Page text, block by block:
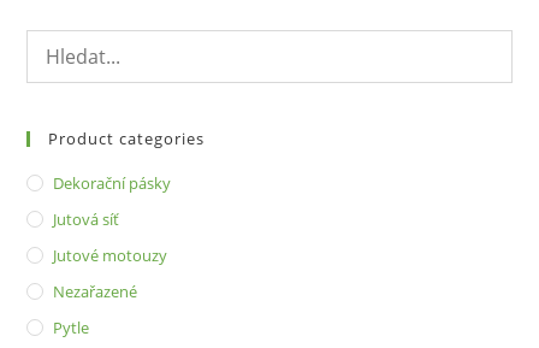
Product categories
Dekorační pásky
Jutová síť
Jutové motouzy
Nezařazené
Pytle